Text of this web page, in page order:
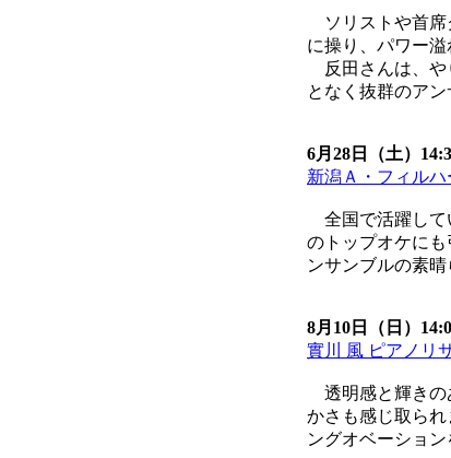
ソリストや首席
に操り、パワー溢
反田さんは、や
となく抜群のア
6月28日（土）
新潟Ａ・フィル
全国で活躍して
のトップオケに
ンサンブルの素
8月10日（日）
實川 風 ピアノリ
透明感と輝きの
かさも感じ取ら
ングオベーション